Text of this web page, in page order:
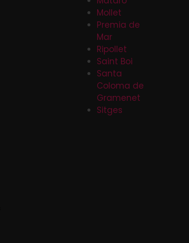
Mollet
Premia de
Mar
Ripollet
Saint Boi
Santa
Coloma de
Gramenet
Sitges